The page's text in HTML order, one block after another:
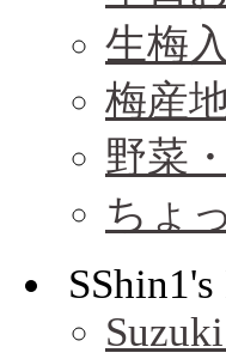
生梅
梅産
野菜
ちょ